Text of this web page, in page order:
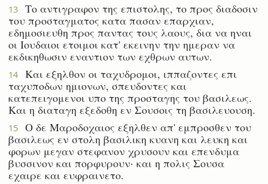
13
Το αντιγραφον της επιστολης, το προς διαδοσιν
του προσταγματος κατα πασαν επαρχιαν,
εδημοσιευθη προς παντας τους λαους, δια να ηναι
οι Ιουδαιοι ετοιμοι κατ' εκεινην την ημεραν να
εκδικηθωσιν εναντιον των εχθρων αυτων.
14
Και εξηλθον οι ταχυδρομοι, ιππαζοντες επι
ταχυποδων ημιονων, σπευδοντες και
κατεπειγομενοι υπο της προσταγης του βασιλεως.
Και η διαταγη εξεδοθη εν Σουσοις τη βασιλευουση.
15
Ο δε Μαροδοχαιος εξηλθεν απ' εμπροσθεν του
βασιλεως εν στολη βασιλικη κυανη και λευκη και
φορων μεγαν στεφανον χρυσουν και επενδυμα
βυσσινον και πορφυρουν· και η πολις Σουσα
εχαιρε και ευφραινετο.